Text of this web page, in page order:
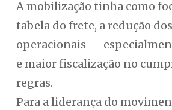
A mobilização tinha como
tabela do frete, a redução
operacionais —
e maior fiscalização no
regras.
Para a liderança do